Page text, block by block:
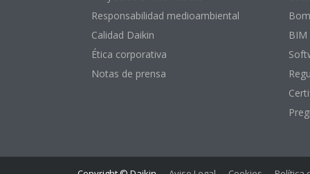
Responsabilidad medioambiental
Calidad Daikin
Ética corporativa
Notas de prensa
BIM